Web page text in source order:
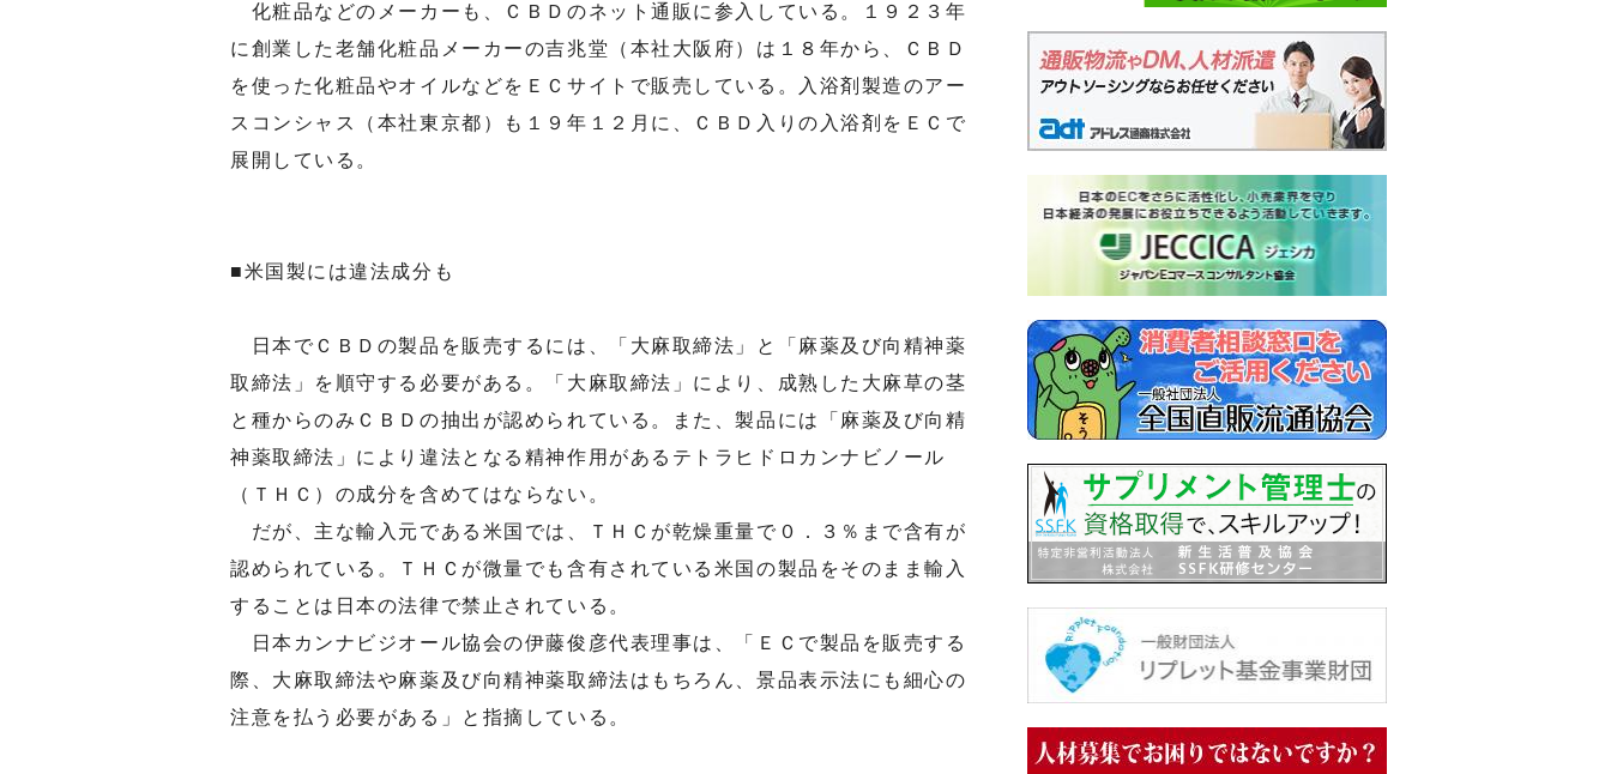
化粧品などのメーカーも、ＣＢＤのネット通販に参入している。１９２３年
に創業した老舗化粧品メーカーの吉兆堂（本社大阪府）は１８年から、ＣＢＤ
を使った化粧品やオイルなどをＥＣサイトで販売している。入浴剤製造のアー
スコンシャス（本社東京都）も１９年１２月に、ＣＢＤ入りの入浴剤をＥＣで
展開している。
■米国製には違法成分も
日本でＣＢＤの製品を販売するには、「大麻取締法」と「麻薬及び向精神薬
取締法」を順守する必要がある。「大麻取締法」により、成熟した大麻草の茎
と種からのみＣＢＤの抽出が認められている。また、製品には「麻薬及び向精
神薬取締法」により違法となる精神作用があるテトラヒドロカンナビノール
（ＴＨＣ）の成分を含めてはならない。
だが、主な輸入元である米国では、ＴＨＣが乾燥重量で０．３％まで含有が
認められている。ＴＨＣが微量でも含有されている米国の製品をそのまま輸入
することは日本の法律で禁止されている。
日本カンナビジオール協会の伊藤俊彦代表理事は、「ＥＣで製品を販売する
際、大麻取締法や麻薬及び向精神薬取締法はもちろん、景品表示法にも細心の
注意を払う必要がある」と指摘している。